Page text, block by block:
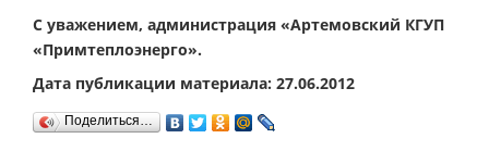
С уважением, администрация «Артемовский КГУП
«Примтеплоэнерго».
Дата публикации материала: 27.06.2012
Поделиться…